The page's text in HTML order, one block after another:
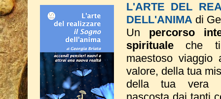
L'ARTE DEL
DELL'ANIMA di
Un percorso
spirituale che ti
maestoso viaggio
valore, della tua
della tua vera